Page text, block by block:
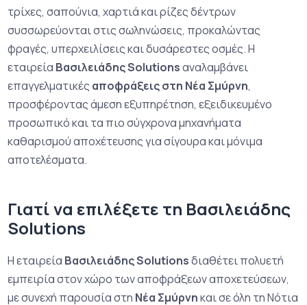
τρίχες, σαπούνια, χαρτιά και ρίζες δέντρων
συσσωρεύονται στις σωληνώσεις, προκαλώντας
φραγές, υπερχειλίσεις και δυσάρεστες οσμές. Η
εταιρεία Βασιλειάδης Solutionsαναλαμβάνει
επαγγελματικές αποφράξεις στη Νέα Σμύρνη,
προσφέροντας άμεση εξυπηρέτηση, εξειδικευμένο
προσωπικό και τα πιο σύγχρονα μηχανήματα
καθαρισμού αποχέτευσης για σίγουρα και μόνιμα
αποτελέσματα.
Γιατί να επιλέξετε τη Βασιλειάδης
Solutions
Η εταιρεία Βασιλειάδης Solutionsδιαθέτει πολυετή
εμπειρία στον χώρο των αποφράξεων αποχετεύσεων,
με συνεχή παρουσία στη Νέα Σμύρνηκαι σε όλη τη Νότια